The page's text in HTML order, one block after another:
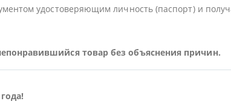
удостоверяющим личность (паспорт) и
товар без объяснения причин.